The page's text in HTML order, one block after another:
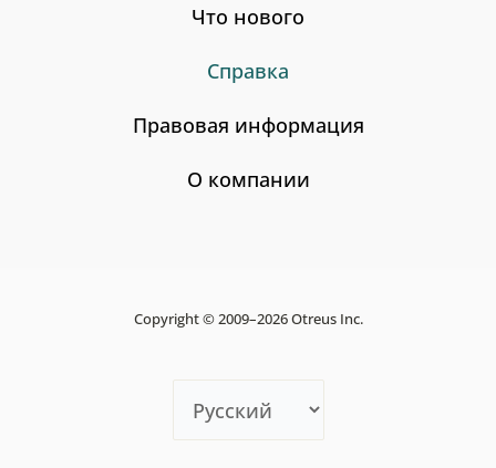
Что нового
Справка
Правовая информация
О компании
Copyright © 2009–2026 Otreus Inc.